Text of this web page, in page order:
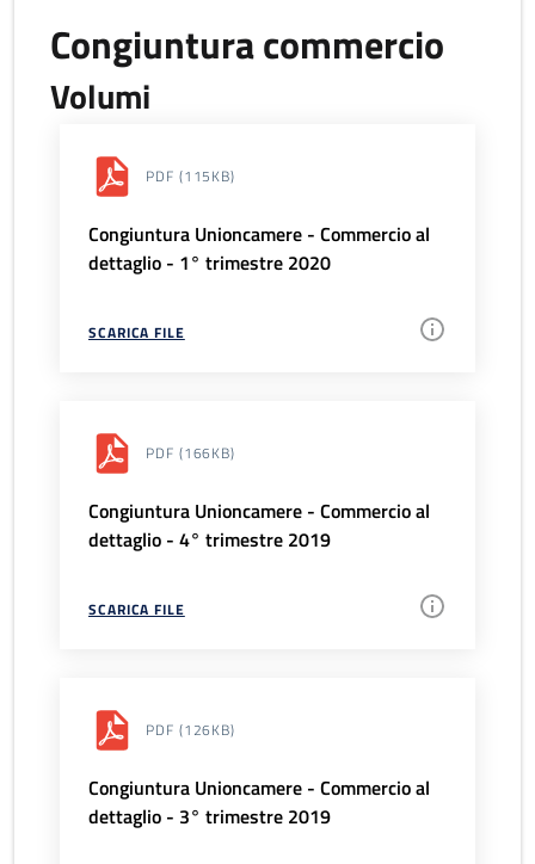
Congiuntura commercio
Volumi
PDF (115KB)
Congiuntura Unioncamere - Commercio al
dettaglio - 1° trimestre 2020
SCARICA FILE
PDF (166KB)
Congiuntura Unioncamere - Commercio al
dettaglio - 4° trimestre 2019
SCARICA FILE
PDF (126KB)
Congiuntura Unioncamere - Commercio al
dettaglio - 3° trimestre 2019